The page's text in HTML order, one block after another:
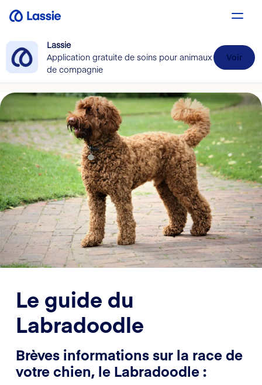
Lassie
Application gratuite de soins pour animaux
de compagnie
Voir
Le guide du
Labradoodle
Brèves informations sur la race de
votre chien, le Labradoodle :